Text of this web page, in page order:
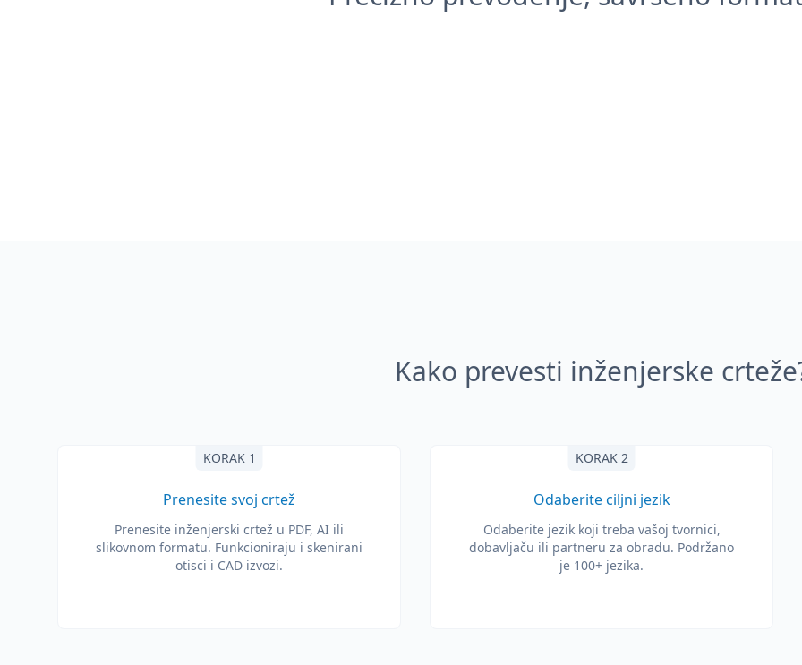
Kako prevesti inženjerske
KORAK 1
Prenesite svoj crtež
Prenesite inženjerski crtež u PDF, AI ili
slikovnom formatu. Funkcioniraju i skenirani
otisci i CAD izvozi.
KORAK 2
Odaberite ciljni jezik
Odaberite jezik koji treba vašoj tvornici,
dobavljaču ili partneru za obradu. Podržano
je 100+ jezika.